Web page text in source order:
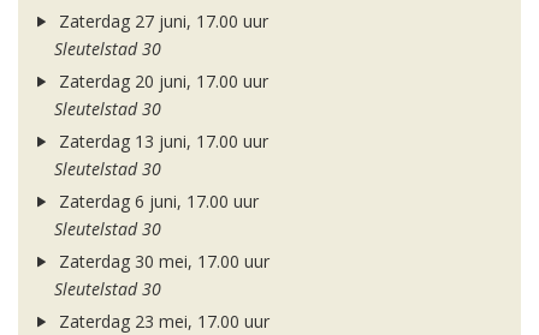
Zaterdag 27 juni, 17.00 uur
Sleutelstad 30
Zaterdag 20 juni, 17.00 uur
Sleutelstad 30
Zaterdag 13 juni, 17.00 uur
Sleutelstad 30
Zaterdag 6 juni, 17.00 uur
Sleutelstad 30
Zaterdag 30 mei, 17.00 uur
Sleutelstad 30
Zaterdag 23 mei, 17.00 uur